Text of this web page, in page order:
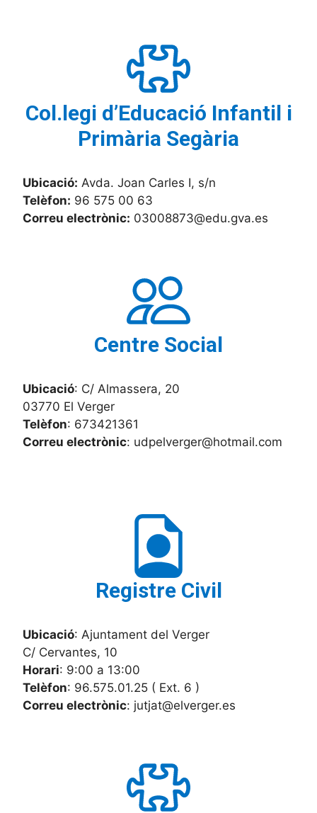
Col.legi d’Educació Infantil i
Primària Segària
Ubicació: Avda. Joan Carles I, s/n
Telèfon: 96 575 00 63
Correu electrònic: 03008873@edu.gva.es
Centre Social
Ubicació: C/ Almassera, 20
03770 El Verger
Telèfon: 673421361
Correu electrònic: udpelverger@hotmail.com
Registre Civil
Ubicació: Ajuntament del Verger
C/ Cervantes, 10
Horari: 9:00 a 13:00
Telèfon: 96.575.01.25 ( Ext. 6 )
Correu electrònic: jutjat@elverger.es